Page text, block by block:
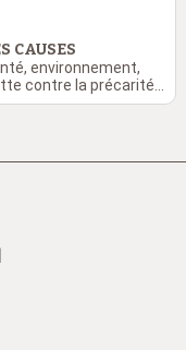
CAUSES
environnement,
contre la précarité...